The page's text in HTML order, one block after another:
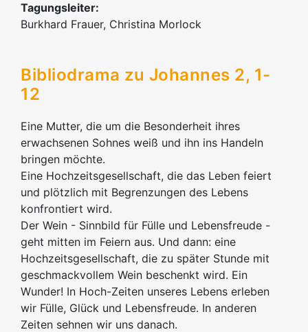
Tagungsleiter:
Burkhard Frauer, Christina Morlock
Bibliodrama zu Johannes 2, 1-
12
Eine Mutter, die um die Besonderheit ihres
erwachsenen Sohnes weiß und ihn ins Handeln
bringen möchte.
Eine Hochzeitsgesellschaft, die das Leben feiert
und plötzlich mit Begrenzungen des Lebens
konfrontiert wird.
Der Wein - Sinnbild für Fülle und Lebensfreude -
geht mitten im Feiern aus. Und dann: eine
Hochzeitsgesellschaft, die zu später Stunde mit
geschmackvollem Wein beschenkt wird. Ein
Wunder! In Hoch-Zeiten unseres Lebens erleben
wir Fülle, Glück und Lebensfreude. In anderen
Zeiten sehnen wir uns danach.